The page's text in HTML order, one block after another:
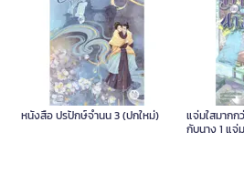
หนังสือ ปรปักษ์จำนน 3 (ปกใหม่)
แจ่มใสมากก